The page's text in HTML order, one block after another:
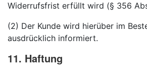
Widerrufsfrist erfüllt wird (§ 356
(2) Der Kunde wird hierüber im
ausdrücklich informiert.
11. Haftung